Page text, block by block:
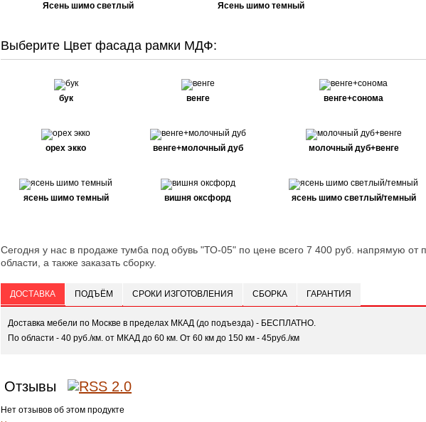
Ясень шимо светлый Ясень шимо темный
Выберите Цвет фасада рамки МДФ:
бук венге венге+сонома
орех экко венге+молочный дуб молочный дуб+венге
ясень шимо темный вишня оксфорд ясень шимо светлый/темный
Сегодня у нас в продаже тумба под обувь "ТО-05" по цене всего 7 400 руб. напрямую от
области, а также заказать сборку.
ДОСТАВКА ПОДЪЁМ СРОКИ ИЗГОТОВЛЕНИЯ СБОРКА ГАРАНТИЯ
Доставка мебели по Москве в пределах МКАД (до подъезда) - БЕСПЛАТНО.
По области - 40 руб./км. от МКАД до 60 км. От 60 км до 150 км - 45руб./км
Отзывы
Нет отзывов об этом продукте